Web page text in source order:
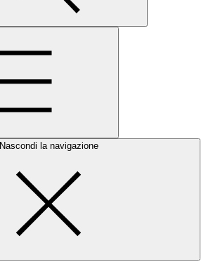
Nascondi la navigazione